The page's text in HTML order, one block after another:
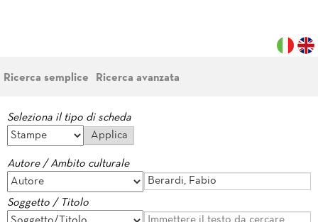
Ricerca semplice Ricerca avanzata
Seleziona il tipo di scheda
Autore / Ambito culturale
Soggetto / Titolo